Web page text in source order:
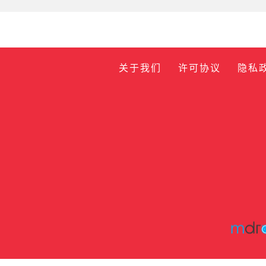
关于我们 许可协议 隐私